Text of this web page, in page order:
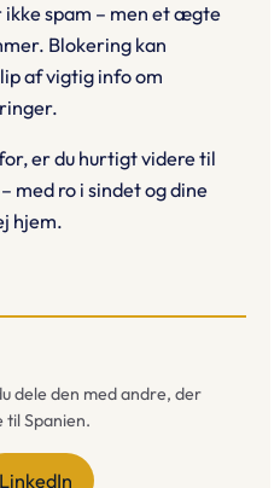
ikkespam – men et ægte
Blokering kan
af vigtig info om
er du hurtigt videre til
med ro i sindet og dine
hjem.
dele den med andre, der
Spanien.
LinkedIn